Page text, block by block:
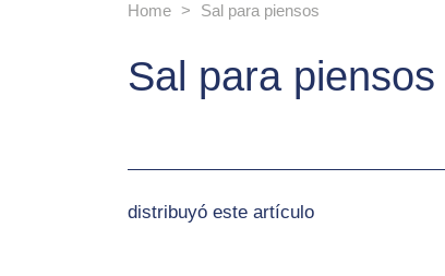
Home Sal para piensos
Sal para piensos
distribuyó este artículo